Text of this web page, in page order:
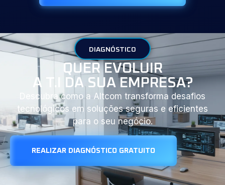
DIAGNÓSTICO
QUER EVOLUIR
A T.I DA SUA EMPRESA?
Descubra como a Altcom transforma desafios
tecnológicos em soluções seguras e eficientes
para o seu negócio.
REALIZAR DIAGNÓSTICO GRATUITO